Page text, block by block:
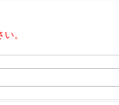
。